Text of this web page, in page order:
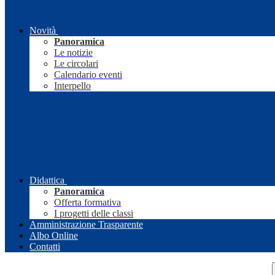
Novità
Panoramica
Le notizie
Le circolari
Calendario eventi
Interpello
Didattica
Panoramica
Offerta formativa
I progetti delle classi
Amministrazione Trasparente
Albo Online
Contatti